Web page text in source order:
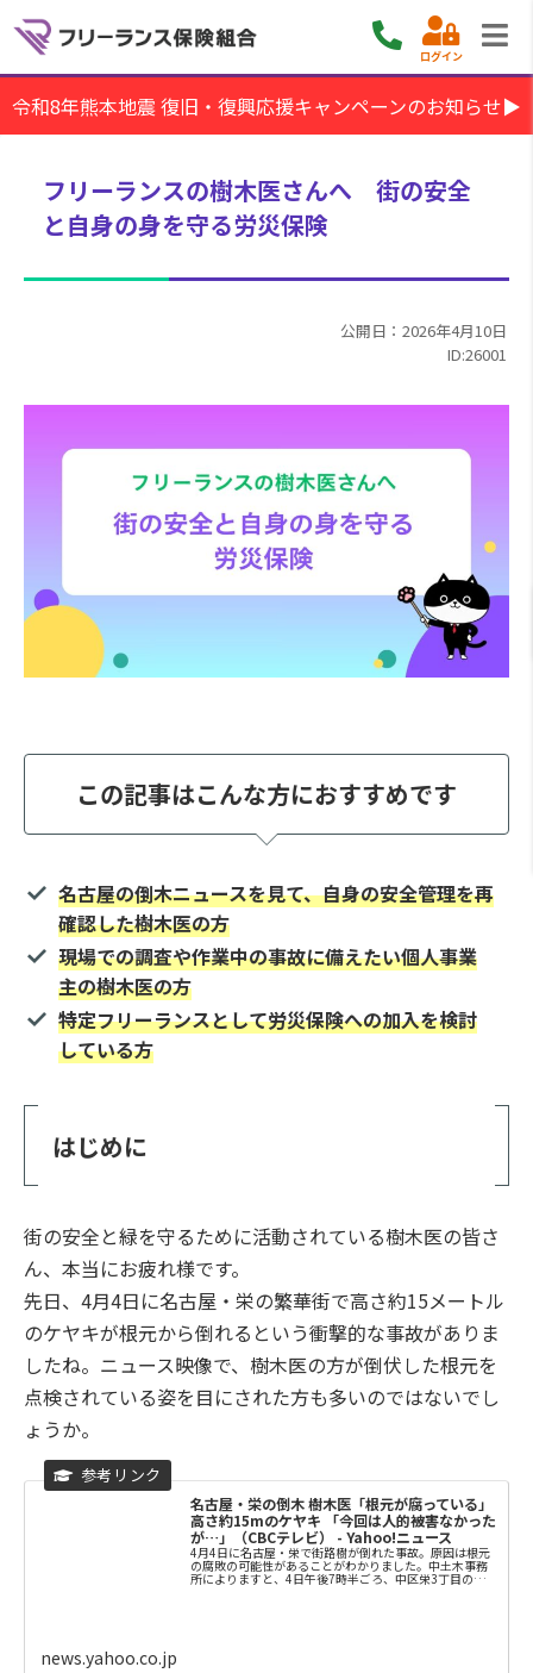
ログイン
令和8年熊本地震 復旧・復興応援キャンペーンのお知らせ▶
フリーランスの樹木医さんへ 街の安全
と自身の身を守る労災保険
公開日：2026年4月10日
ID:26001
この記事はこんな方におすすめです
名古屋の倒木ニュースを見て、自身の安全管理を再
確認した樹木医の方
現場での調査や作業中の事故に備えたい個人事業
主の樹木医の方
特定フリーランスとして労災保険への加入を検討
している方
はじめに
街の安全と緑を守るために活動されている樹木医の皆さ
ん、本当にお疲れ様です。
先日、4月4日に名古屋・栄の繁華街で高さ約15メートル
のケヤキが根元から倒れるという衝撃的な事故がありま
したね。ニュース映像で、樹木医の方が倒伏した根元を
点検されている姿を目にされた方も多いのではないでし
ょうか。
名古屋・栄の倒木 樹木医「根元が腐っている」
高さ約15mのケヤキ 「今回は人的被害なかった
が…」（CBCテレビ） - Yahoo!ニュース
4月4日に名古屋・栄で街路樹が倒れた事故。原因は根元
の腐敗の可能性があることがわかりました。中土木事務
所によりますと、4日午後7時半ごろ、中区栄3丁目の松坂
news.yahoo.co.jp